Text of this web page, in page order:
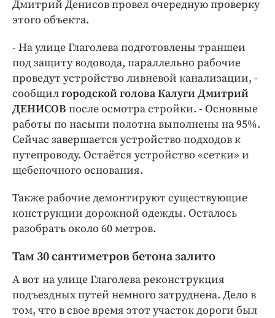
Дмитрий Денисов провел очередную проверку
этого объекта.
- На улице Глаголева подготовлены траншеи
под защиту водовода, параллельно рабочие
проведут устройство ливневой канализации, -
сообщилгородской голова Калуги Дмитрий
ДЕНИСОВ после осмотра стройки. - Основные
работы по насыпи полотна выполнены на 95%.
Сейчас завершается устройство подходов к
путепроводу. Остаётся устройство «сетки» и
щебеночного основания.
Также рабочие демонтируют существующие
конструкции дорожной одежды. Осталось
разобрать около 60 метров.
Там 30 сантиметров бетона залито
А вот на улице Глаголева реконструкция
подъездных путей немного затруднена. Дело в
том, что в свое время этот участок дороги был